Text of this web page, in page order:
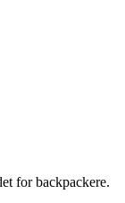
for backpackere.